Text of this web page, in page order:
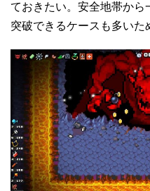
ておきたい。安全地帯から
突破できるケースも多いた